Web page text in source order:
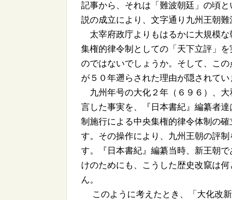
記事から、それは「難波朝廷」の頃
説の成立により、文字通り九州王朝
太宰府政庁よりもはるかに大規模
集権的律令制としての「天下立評」
のではないでしょうか。そして、こ
が５０年遡らされた理由が隠されてい
九州年号の大化２年（６９６）、
言した事実を、『日本書紀』編纂者
制施行による中央集権的律令体制の
す。その操作により、九州王朝の評
す。『日本書紀』編纂当時、新王朝
けのためにも、こうした歴史改竄は
ん。
このように考えたとき、「大化改